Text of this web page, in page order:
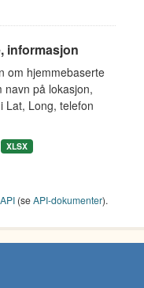
informasjon
om hjemmebaserte
navn på lokasjon,
Lat, Long, telefon
XLSX
API (seAPI-dokumenter).